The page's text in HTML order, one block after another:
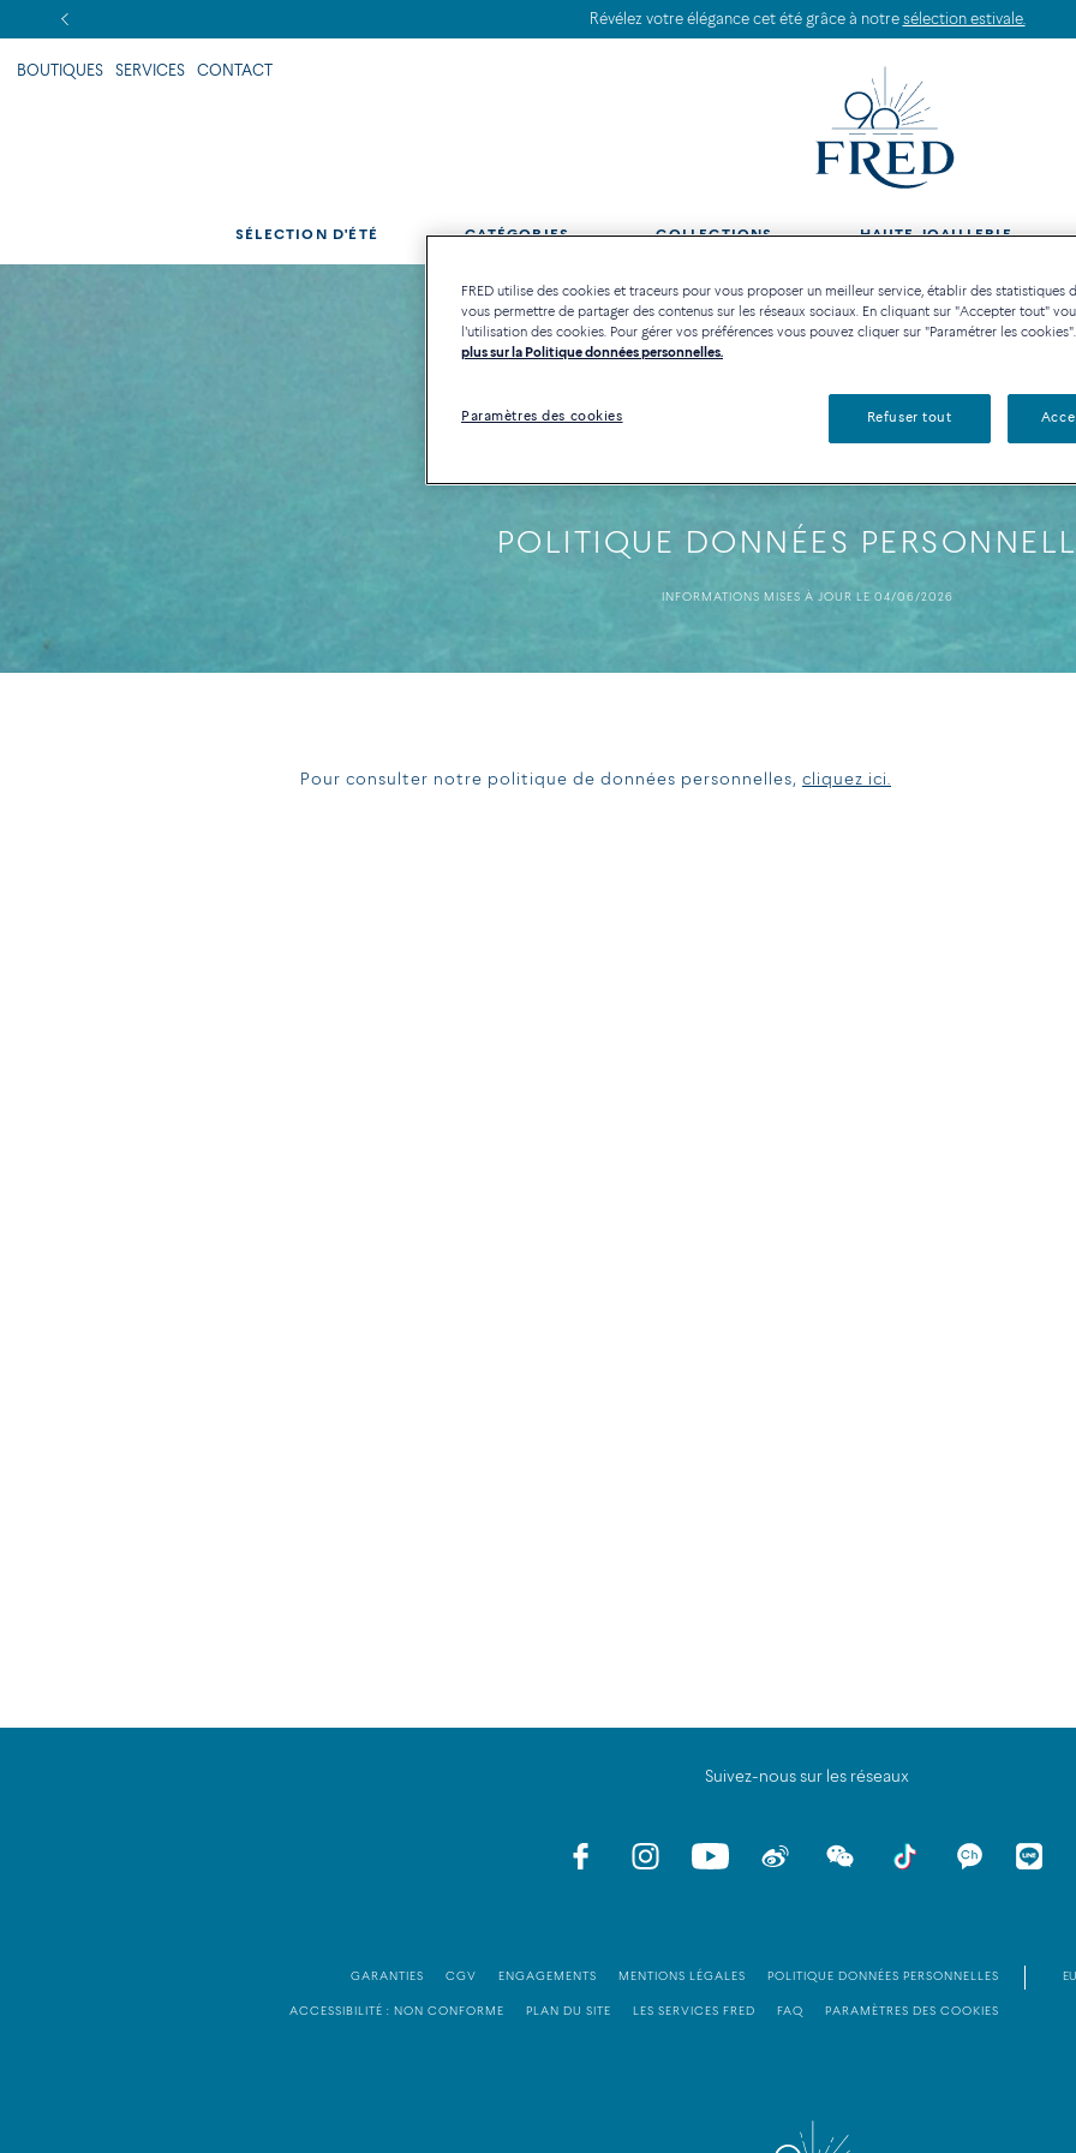
sélection estivale.
BOUTIQUES SERVICES CONTACT
SÉLECTION D'ÉTÉ CATÉGORIES COLLECTIONS HAUTE JOAILLERIE
POLITIQUE DONNÉES
INFORMATIONS MISES À JOUR LE 04/06/2026
Pour consulter notre politique de données personnelles, cliquez ici.
Suivez-nous sur les réseaux
GARANTIES CGV ENGAGEMENTS MENTIONS LÉGALES POLITIQUE DONNÉES PERSONNELLES
ACCESSIBILITÉ : NON CONFORME PLAN DU SITE LES SERVICES FRED FAQ PARAMÈTRES DES COOKIES
FRED utilise des cookies et traceurs pour vous proposer un meilleur service, établir des statistiques
vous permettre de partager des contenus sur les réseaux sociaux. En cliquant sur "Accepter tout"
l'utilisation des cookies. Pour gérer vos préférences vous pouvez cliquer sur "Paramétrer les cookies".
plus sur la Politique données personnelles.
Paramètres des cookies Refuser tout